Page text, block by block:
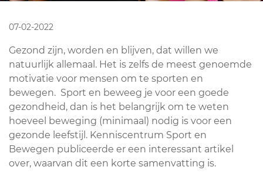
07-02-2022
Gezond zijn, worden en blijven, dat willen we
natuurlijk allemaal. Het is zelfs de meest genoemde
motivatie voor mensen om te sporten en
bewegen. Sport en beweeg je voor een goede
gezondheid, dan is het belangrijk om te weten
hoeveel beweging (minimaal) nodig is voor een
gezonde leefstijl. Kenniscentrum Sport en
Bewegen publiceerde er een interessant artikel
over, waarvan dit een korte samenvatting is.